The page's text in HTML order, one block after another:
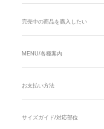
完売中の商品を購入したい
MENU/各種案内
お支払い方法
サイズガイド/対応部位